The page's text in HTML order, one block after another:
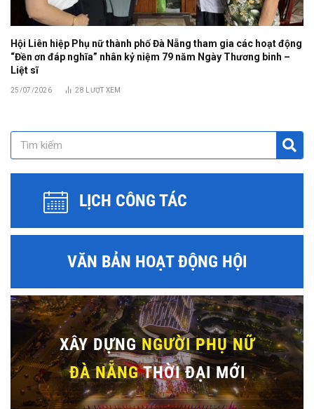
Hội Liên hiệp Phụ nữ thành phố Đà Nẵng tham gia các hoạt động
“Đền ơn đáp nghĩa” nhân kỷ niệm 79 năm Ngày Thương binh –
Liệt sĩ
25/07/2026 28 LƯỢT XEM
LỊCH CÔNG TÁC
VĂN BẢN HOẠT ĐỘNG HỘI
XÂY DỰNGNGƯỜI PHỤ NỮ
ĐÀ NẴNGTHỜI ĐẠI MỚI